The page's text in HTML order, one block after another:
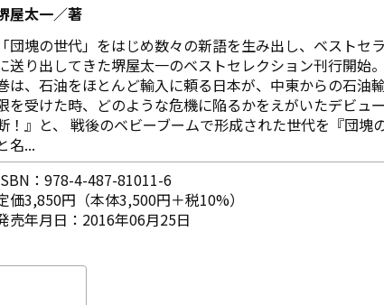
屋太一／著
「団塊の世代」をはじめ数々の新語を生み出し、ベストセ
送り出してきた堺屋太一のベストセレクション刊行開始
は、石油をほとんど輸入に頼る日本が、中東からの石油
を受けた時、どのような危機に陥るかをえがいたデビュ
！』と、 戦後のベビーブームで形成された世代を『団塊
名...
：978-4-487-81011-6
価3,850円（本体3,500円＋税10%）
売年月日：2016年06月25日